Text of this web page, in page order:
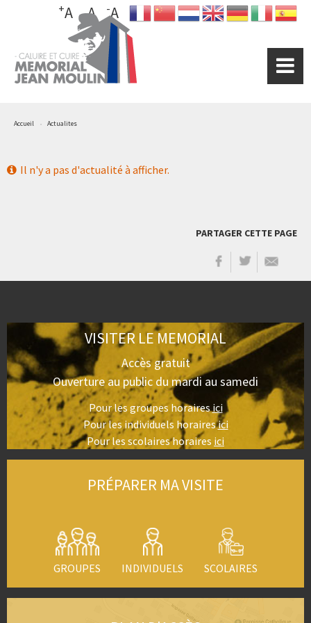
principal
-A
A
+A
Accueil Actualites
Il n'y a pas d'actualité à afficher.
PARTAGER CETTE PAGE
VISITER LE MEMORIAL
Accès gratuit
Ouverture au public du mardi au samedi
Pour les groupes horairesici
Pour les individuels horairesici
Pour les scolaires horaires ici
PRÉPARER MA VISITE
GROUPES INDIVIDUELS SCOLAIRES